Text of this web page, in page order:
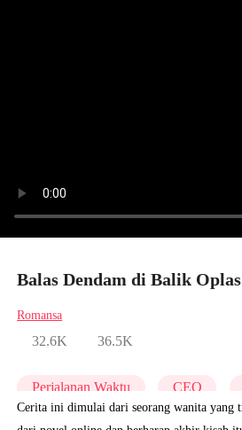
Balas Dendam di Balik
Romansa
32.6K 36.5K
Perjalanan Waktu CEO
Cerita ini dimulai dari seorang wanita yang